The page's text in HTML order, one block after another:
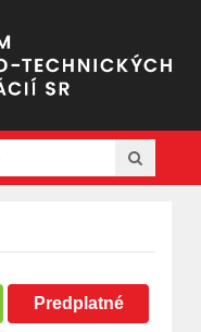
Predplatné